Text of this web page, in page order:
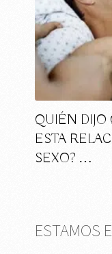
QUIÉN
ESTA
SEXO? …
ESTAMOS